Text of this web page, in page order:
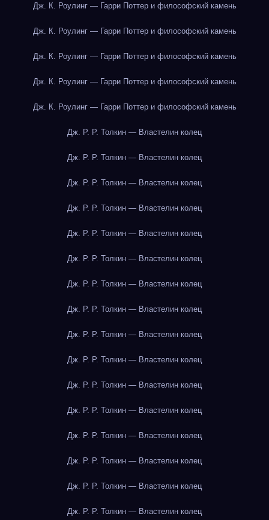
Дж. К. Роулинг — Гарри Поттер и философский камень
Дж. К. Роулинг — Гарри Поттер и философский камень
Дж. К. Роулинг — Гарри Поттер и философский камень
Дж. К. Роулинг — Гарри Поттер и философский камень
Дж. К. Роулинг — Гарри Поттер и философский камень
Дж. Р. Р. Толкин — Властелин колец
Дж. Р. Р. Толкин — Властелин колец
Дж. Р. Р. Толкин — Властелин колец
Дж. Р. Р. Толкин — Властелин колец
Дж. Р. Р. Толкин — Властелин колец
Дж. Р. Р. Толкин — Властелин колец
Дж. Р. Р. Толкин — Властелин колец
Дж. Р. Р. Толкин — Властелин колец
Дж. Р. Р. Толкин — Властелин колец
Дж. Р. Р. Толкин — Властелин колец
Дж. Р. Р. Толкин — Властелин колец
Дж. Р. Р. Толкин — Властелин колец
Дж. Р. Р. Толкин — Властелин колец
Дж. Р. Р. Толкин — Властелин колец
Дж. Р. Р. Толкин — Властелин колец
Дж. Р. Р. Толкин — Властелин колец